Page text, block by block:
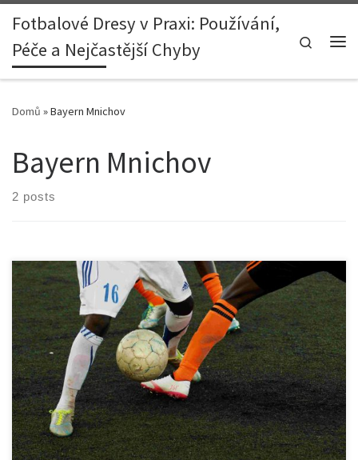
Skip to content
Fotbalové Dresy v Praxi: Používání,
Péče a Nejčastější Chyby
Search
Domů »Bayern Mnichov
Bayern Mnichov
2 posts
1. Úvod: Výjimečný večer pro Bayern Mnichov Večer 22. října 2025
se zapsal do historie německého fotbalu jako jeden z těch, které
fanoušci Bayernu Mnichov budou dlouho pamatovat. Allianz Arena
se plnila napětím a očekáváním, když se Bayern postavil proti
belgickému klubu Club Brugge v rámci Ligy mistrů UEFA. Každý […]